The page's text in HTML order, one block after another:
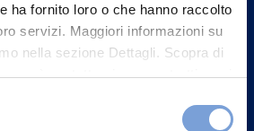
ha fornito loro o che hanno raccolto
servizi. Maggiori informazioni su
nella sezione Dettagli. Scopra di
può contattarci e come trattiamo i
del sito nella sezione "Informativa